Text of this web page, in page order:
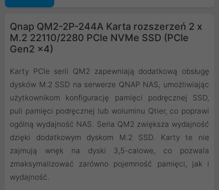
Qnap QM2-2P-244A Karta rozszerzeń 2 x
M.2 22110/2280 PCIe NVMe SSD (PCIe
Gen2 x4)
Karty PCle serii QM2 zapewniają dodatkową obsługę
dysków M.2 SSD na serwerze QNAP NAS, umożliwiając
użytkownikom konfigurację pamięci podręcznej SSD,
puli pamięci podręcznej lub woluminu Qtier, co poprawi
ogólną wydajność NAS. Seria QM2 zwiększa wydajność
dzięki dodatkowym dyskom M.2 SSD. Karty te nie
zajmują wnęk na dyski 3,5-calowe, co pozwala
zmaksymalizować zarówno pojemność pamięci, jak i
wydajność.